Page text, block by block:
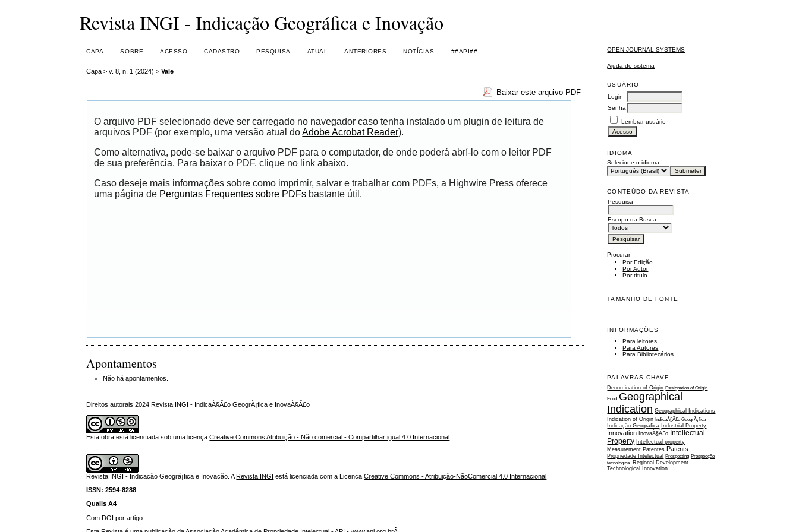
Revista INGI - Indicação Geográfica e Inovação
OPEN JOURNAL SYSTEMS
Ajuda do sistema
USUÁRIO
Login
Senha
Lembrar usuário
IDIOMA
Selecione o idioma
CONTEÚDO DA REVISTA
Pesquisa
Escopo da Busca
Procurar
Por Edição
Por Autor
Por título
TAMANHO DE FONTE
INFORMAÇÕES
Para leitores
Para Autores
Para Bibliotecários
PALAVRAS-CHAVE
Denomination of Origin Designation of Origin
Food Geographical
Indication Geographical Indications
Indication of Origin IndicaÃ§Ã£o GeogrÃ¡fica
Indicação Geográfica Industrial Property
Innovation InovaÃ§Ã£o Intellectual
Property Intellectual property
Measurement Patentes Patents
Propriedade Intelectual Prospecting Prospecção
tecnológica. Regional Development
Technological Innovation
CAPA SOBRE ACESSO CADASTRO PESQUISA ATUAL ANTERIORES NOTÍCIAS ##API##
Capa >v. 8, n. 1 (2024) >Vale
Baixar este arquivo PDF
O arquivo PDF selecionado deve ser carregado no navegador caso tenha instalado um plugin de leitura de
arquivos PDF (por exemplo, uma versão atual doAdobe Acrobat Reader).
Como alternativa, pode-se baixar o arquivo PDF para o computador, de onde poderá abrí-lo com o leitor PDF
de sua preferência. Para baixar o PDF, clique no link abaixo.
Caso deseje mais informações sobre como imprimir, salvar e trabalhar com PDFs, a Highwire Press oferece
uma página de Perguntas Frequentes sobre PDFs bastante útil.
Apontamentos
Não há apontamentos.
Direitos autorais 2024 Revista INGI - IndicaÃ§Ã£o GeogrÃ¡fica e InovaÃ§Ã£o
Esta obra está licenciada sob uma licençaCreative Commons Atribuição - Não comercial - Compartilhar igual 4.0 Internacional
Revista INGI - Indicação Geográ¡fica e Inovação.ARevista INGI está licenciada com a LicençaCreative Commons - Atribuição-NãoComercial 4.0 Internacional
ISSN: 2594-8288
Qualis A4
Com DOI por artigo.